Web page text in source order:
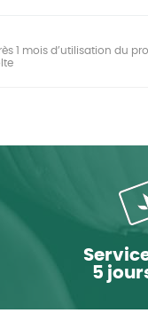
1 mois d’utilisation du
5